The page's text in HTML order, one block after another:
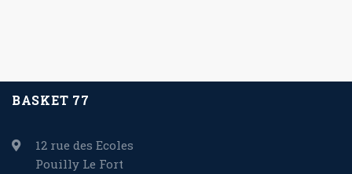
BASKET 77
12 rue des Ecoles
Pouilly Le Fort